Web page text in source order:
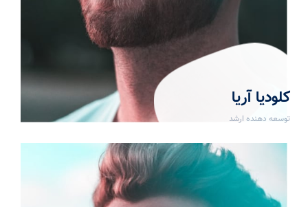
کلودیا آریا
توسعه دهنده ارشد